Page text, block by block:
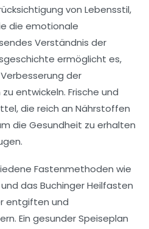
von Lebensstil,
die emotionale
Verständnis der
ermöglicht es,
der
zu entwickeln. Frische und
, die reich an Nährstoffen
die Gesundheit zu erhalten
.
Fastenmethoden wie
das Buchinger Heilfasten
entgiften und
. Ein gesunder Speiseplan